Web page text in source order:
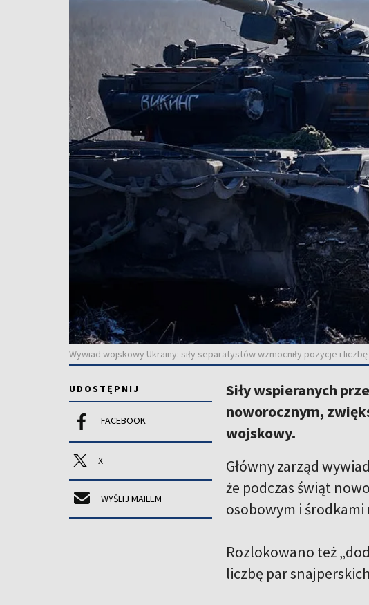
Wywiad wojskowy Ukrainy: siły separatystów wzmocniły pozycje i
UDOSTĘPNIJ
FACEBOOK
X
WYŚLIJ MAILEM
Siły wspieranych
noworocznym,
wojskowy.
Główny zarząd
że podczas świąt
osobowym i środkami
Rozlokowano też
liczbę par